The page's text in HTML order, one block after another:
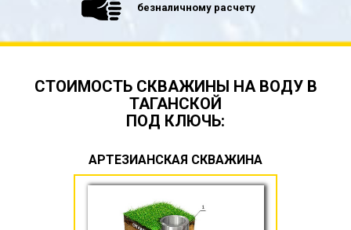
безналичному расчету
СТОИМОСТЬ СКВАЖИНЫ НА ВОДУ В
ТАГАНСКОЙ
ПОД КЛЮЧЬ:
АРТЕЗИАНСКАЯ СКВАЖИНА